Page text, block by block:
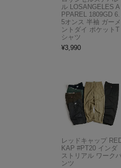
ル LOSANGELES A
PPAREL 1809GD 6.
5オンス 半袖 ガーメ
ントダイ ポケットT
シャツ
¥3,990
レッドキャップ
KAP #PT20 インダ
ストリアル ワーク
ンツ